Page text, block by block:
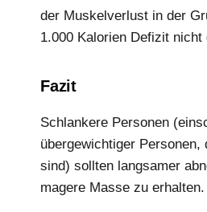
der Muskelverlust in der
1.000 Kalorien Defizit nicht
Fazit
Schlankere Personen
übergewichtiger Personen,
sind) sollten langsamer
magere Masse zu erhalten.